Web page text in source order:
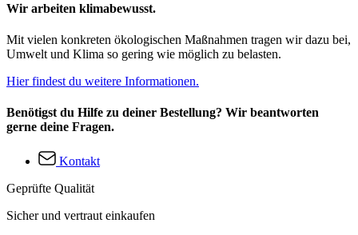
Wir arbeiten klimabewusst.
Mit vielen konkreten ökologischen Maßnahmen tragen wir dazu bei,
Umwelt und Klima so gering wie möglich zu belasten.
Hier findest du weitere Informationen.
Benötigst du Hilfe zu deiner Bestellung? Wir beantworten
gerne deine Fragen.
Kontakt
Geprüfte Qualität
Sicher und vertraut einkaufen